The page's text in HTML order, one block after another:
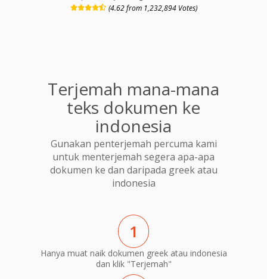
(4.62 from 1,232,894 Votes)
Terjemah mana-mana
teks dokumen ke
indonesia
Gunakan penterjemah percuma kami
untuk menterjemah segera apa-apa
dokumen ke dan daripada greek atau
indonesia
1
Hanya muat naik dokumen greek atau indonesia
dan klik "Terjemah"